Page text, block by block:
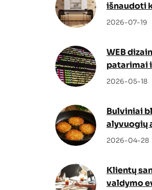
išnaudoti
centimetrą
2026-07-19
WEB
patarimai
Docs
2026-05-18
Bulviniai
alyvuogių
netikėtas,
2026-04-28
Klientų
valdymo